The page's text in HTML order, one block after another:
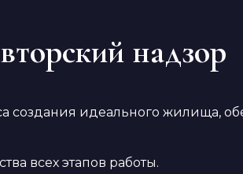
надзор
создания идеального жилища,
всех этапов работы.